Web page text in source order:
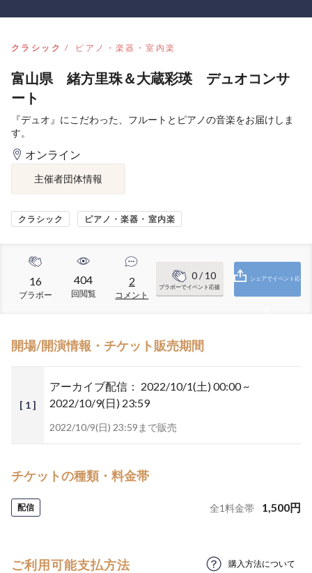
クラシック ピアノ・楽器・室内楽
富山県 緒方里珠＆大蔵彩瑛 デュオコンサ
ート
『デュオ』にこだわった、フルートとピアノの音楽をお届けしま
す。
オンライン
主催者団体情報
クラシック ピアノ・楽器・室内楽
16
ブラボー
404
回閲覧
2
コメント
0/ 10
ブラボーでイベント応援
シェアでイベント応
開場/開演情報・チケット販売期間
[ 1 ]
アーカイブ配信： 2022/10/1(土) 00:00 ~
2022/10/9(日) 23:59
2022/10/9(日) 23:59まで販売
チケットの種類・料金帯
配信 全1料金帯 1,500円
ご利用可能支払方法 購入方法について